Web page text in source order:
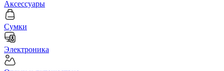
Аксессуары
Сумки
Электроника